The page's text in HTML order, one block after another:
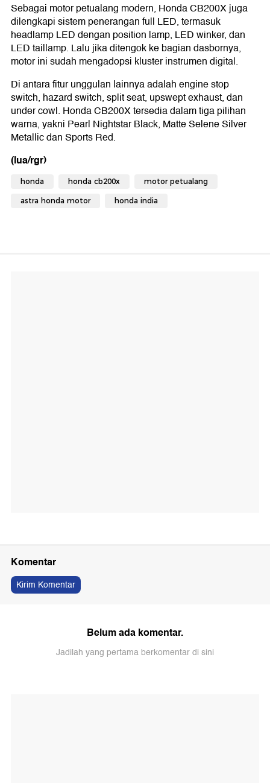
Sebagai motor petualang modern, Honda CB200X juga
dilengkapi sistem penerangan full LED, termasuk
headlamp LED dengan position lamp, LED winker, dan
LED taillamp. Lalu jika ditengok ke bagian dasbornya,
motor ini sudah mengadopsi kluster instrumen digital.
Di antara fitur unggulan lainnya adalah engine stop
switch, hazard switch, split seat, upswept exhaust, dan
under cowl. Honda CB200X tersedia dalam tiga pilihan
warna, yakni Pearl Nightstar Black, Matte Selene Silver
Metallic dan Sports Red.
(lua/rgr)
honda honda cb200x motor petualang
astra honda motor honda india
Komentar
Kirim Komentar
Belum ada komentar.
Jadilah yang pertama berkomentar di sini